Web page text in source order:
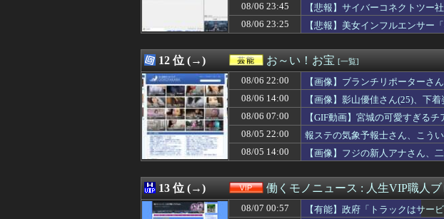
【動画】乃木坂野球部の若鷹軍団のダンスか
【画像】Kカップお○ぱいを下から眺めるとｗ
08/07 00:18
【海外の反応】冨安健洋がクリスタル・パレ
08/07 00:15
DeNA・相川監督、ビド2軍再調整を明言「カ
08/07 00:15
９０年代ってレトロというほど昔か…？
08/07 00:15
【画像】どえらい乳のJSが発見される
08/07 00:15
【画像】東大生の美人、垢抜け具合のビフォ
08/07 00:13
【悲報】株式投資は若年男性の自信喪失の原
08/07 00:12
【速報】ダンロン小高「ダンガンロンパ2の新
08/07 00:12
不倫相手(男)が「自分の下半身の画像」を私の
08/07 00:12
【画像】小学生アイドル「りりぴ」の激痩せ
08/07 00:12
【画像】ケロンヌ(中西アルノ似)の胸ｗｗｗｗ
08/07 00:11
【愕然】新幹線や飛行機の乗り方がわから
08/07 00:11
【悲報】吉岡里帆さん、アドリブで相手役俳
08/07 00:11
【画像】あの人気ポケモン、超エッチなフィ
08/06 23:45
【悲報】サイバーコネクトツー
08/06 23:25
【悲報】美女インフルエンサー
12 位 (→) お～い！お宝 [一覧]
08/06 22:00
【画像】ブランチリポーターさ
08/06 14:00
【画像】影山優佳さん(25)、下
08/06 07:00
【GIF動画】宮城の可愛すぎる
08/05 22:00
報ステの気象予報士さん、こう
08/05 14:00
【画像】フジの新人アナさん、
13 位 (→) 働くモノニュース : 人生VIP職人
08/07 00:57
【有能】政府「トラックはサー